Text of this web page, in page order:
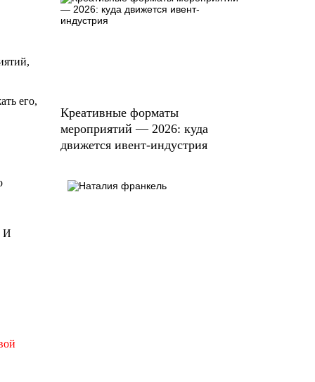
его,
И
Креативные форматы
мероприятий — 2026: куда
движется ивент-индустрия